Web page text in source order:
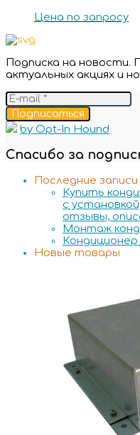
Цена по запросу
Подписка на новости.
актуальных акциях и
Подписаться
by Opt-In Hound
Спасибо за
Последние записи
Купить
с
отзывы,
Монтаж
Новые товары